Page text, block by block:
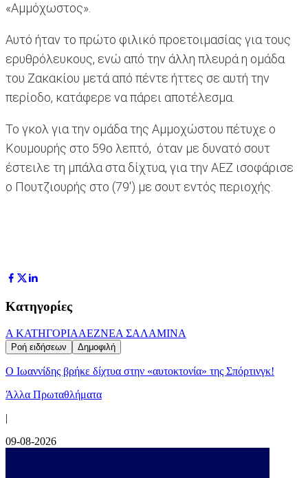
«Αμμόχωστος».
Αυτό ήταν το πρώτο φιλικό προετοιμασίας για τους
ερυθρόλευκους, ενώ από την άλλη πλευρά η ομάδα
του Ζακακίου μετά από πέντε ήττες σε αυτή την
περίοδο, κατάφερε να πάρει αποτέλεσμα.
Το γκολ για την ομάδα της Αμμοχώστου πέτυχε ο
Κουμουρής στο 59ο λεπτό, όταν με δυνατό σουτ
έστειλε τη μπάλα στα δίχτυα, για την ΑΕΖ ισοφάρισε
ο Πουτζιουρής στο (79') με σουτ εντός περιοχής.
Κατηγορίες
Α ΚΑΤΗΓΟΡΙΑAEZΝΕΑ ΣΑΛΑΜΙΝΑ
Ροή ειδήσεων Δημοφιλή
Ο Ιωαννίδης βρήκε δίχτυα στην «αυτοκτονία» της Σπόρτινγκ!
Άλλα Πρωταθλήματα
|
09-08-2026